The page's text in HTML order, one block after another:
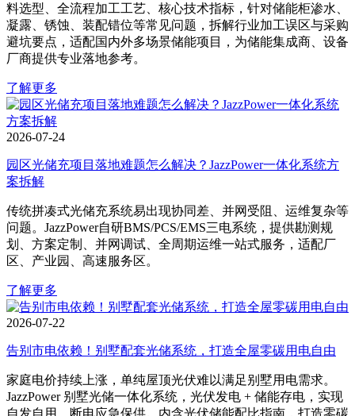
料选型、全流程加工工艺、核心技术指标，针对储能柜渗水、
凝露、锈蚀、装配错位等常见问题，拆解行业加工误区与采购
避坑要点，适配国内外多场景储能项目，为储能集成商、设备
厂商提供专业落地参考。
了解更多
2026-07-24
园区光储充项目落地难题怎么解决？JazzPower一体化系统方
案拆解
传统拼凑式光储充系统易出现协同差、并网受阻、运维复杂等
问题。JazzPower自研BMS/PCS/EMS三电系统，提供勘测规
划、方案定制、并网调试、全周期运维一站式服务，适配厂
区、产业园、高速服务区。
了解更多
2026-07-22
告别市电依赖！别墅配套光储系统，打造全屋零碳用电自由
家庭电价持续上涨，单纯屋顶光伏难以满足别墅用电需求。
JazzPower 别墅光储一体化系统，光伏发电 + 储能存电，实现
自发自用、断电应急保供。内含光伏储能配比指南，打造零碳